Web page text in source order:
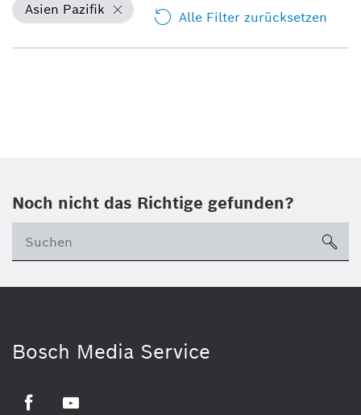
Asien Pazifik Alle Filter zurücksetzen
Noch nicht das Richtige gefunden?
Bosch Media Service